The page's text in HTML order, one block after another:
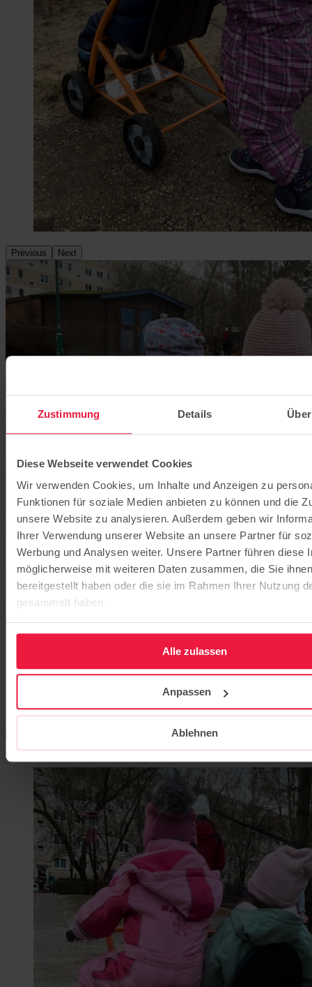
Zustimmung Details
Diese Webseite verwendet Cookies
Wir verwenden Cookies, um Inhalte und Anzeigen zu
Funktionen für soziale Medien anbieten zu können und die
unsere Website zu analysieren. Außerdem geben wir
Ihrer Verwendung unserer Website an unsere Partner für
Werbung und Analysen weiter. Unsere Partner führen diese
möglicherweise mit weiteren Daten zusammen, die Sie ihnen
bereitgestellt haben oder die sie im Rahmen Ihrer Nutzung
gesammelt haben.
Alle zulassen
Anpassen
Ablehnen
Previous Next